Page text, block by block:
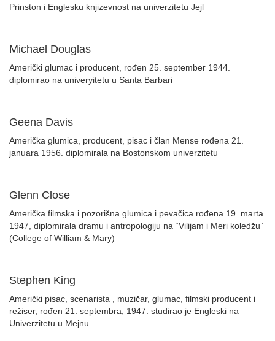
Prinston i Englesku knjizevnost na univerzitetu Jejl
Michael Douglas
Američki glumac i producent, rođen 25. september 1944.
diplomirao na univeryitetu u Santa Barbari
Geena Davis
Američka glumica, producent, pisac i član Mense rođena 21.
januara 1956. diplomirala na Bostonskom univerzitetu
Glenn Close
Američka filmska i pozorišna glumica i pevačica rođena 19. marta
1947, diplomirala dramu i antropologiju na “Vilijam i Meri koledžu”
(College of William & Mary)
Stephen King
Američki pisac, scenarista , muzičar, glumac, filmski producent i
režiser, rođen 21. septembra, 1947. studirao je Engleski na
Univerzitetu u Mejnu.